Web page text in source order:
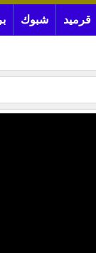
قرميد شبوك